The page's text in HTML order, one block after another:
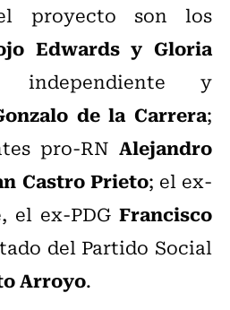
proyecto son los
Edwards y Gloria
y
de la Carrera;
pro-RN Alejandro
Castro Prieto; el ex-
el ex-PDG Francisco
del Partido Social
Arroyo.